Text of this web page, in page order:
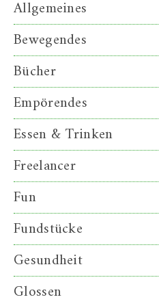
Allgemeines
Bewegendes
Bücher
Empörendes
Essen & Trinken
Freelancer
Fun
Fundstücke
Gesundheit
Glossen